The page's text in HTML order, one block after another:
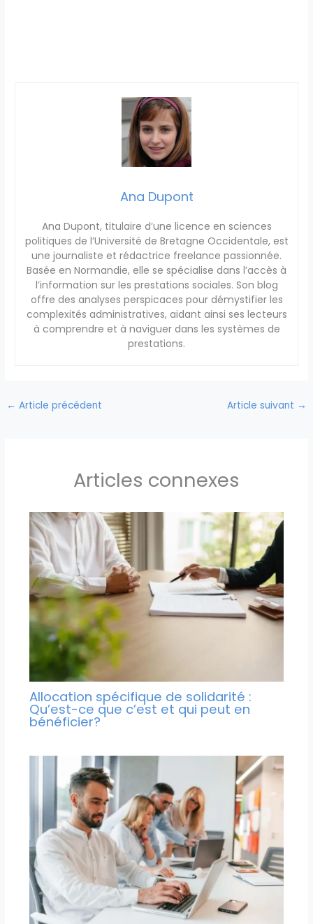
Ana Dupont
Ana Dupont, titulaire d’une licence en sciences
politiques de l’Université de Bretagne Occidentale, est
une journaliste et rédactrice freelance passionnée.
Basée en Normandie, elle se spécialise dans l’accès à
l’information sur les prestations sociales. Son blog
offre des analyses perspicaces pour démystifier les
complexités administratives, aidant ainsi ses lecteurs
à comprendre et à naviguer dans les systèmes de
prestations.
← Article précédent Article suivant →
Articles connexes
Allocation spécifique de solidarité :
Qu’est-ce que c’est et qui peut en
bénéficier?